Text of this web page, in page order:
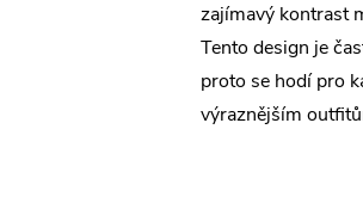
zajímavý kontrast
Tento design je
proto se hodí pro
výraznějším